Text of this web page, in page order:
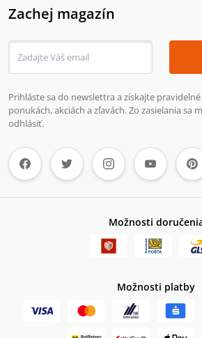
Zachej magazín
Prihláste sa do newslettra a získajte
ponukách, akciách a zľavách. Zo zasielania sa
odhlásiť.
Možnosti
Možnosti platby